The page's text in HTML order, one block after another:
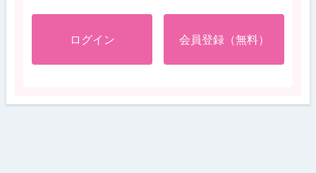
ログイン 会員登録（無料）